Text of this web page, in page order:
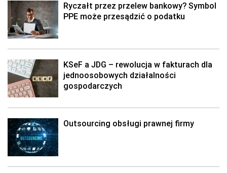
Ryczałt przez przelew bankowy? Symbol
PPE może przesądzić o podatku
KSeF a JDG – rewolucja w fakturach dla
jednoosobowych działalności
gospodarczych
Outsourcing obsługi prawnej firmy